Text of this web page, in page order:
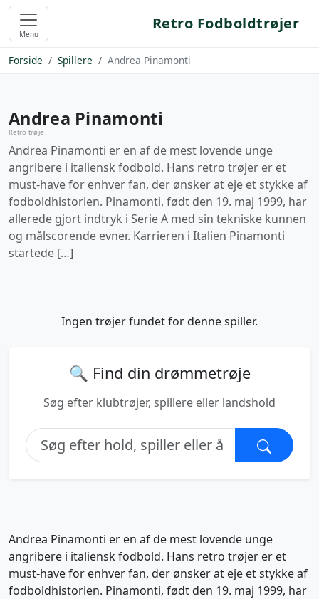
Menu
Retro Fodboldtrøjer
Forside Spillere Andrea Pinamonti
Andrea Pinamonti
Retro trøje
Andrea Pinamonti er en af de mest lovende unge
angribere i italiensk fodbold. Hans retro trøjer er et
must-have for enhver fan, der ønsker at eje et stykke af
fodboldhistorien. Pinamonti, født den 19. maj 1999, har
allerede gjort indtryk i Serie A med sin tekniske kunnen
og målscorende evner. Karrieren i Italien Pinamonti
startede […]
Ingen trøjer fundet for denne spiller.
🔍 Find din drømmetrøje
Søg efter klubtrøjer, spillere eller landshold
Andrea Pinamonti er en af de mest lovende unge
angribere i italiensk fodbold. Hans retro trøjer er et
must-have for enhver fan, der ønsker at eje et stykke af
fodboldhistorien. Pinamonti, født den 19. maj 1999, har